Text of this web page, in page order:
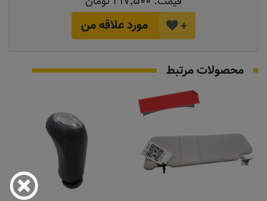
+ مورد علاقه من
محصولات مرتبط
به زودی